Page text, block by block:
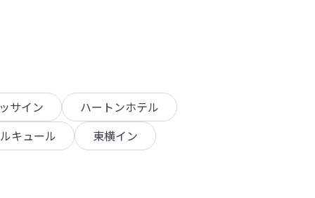
サイン
ハートンホテル
キュール
東横イン